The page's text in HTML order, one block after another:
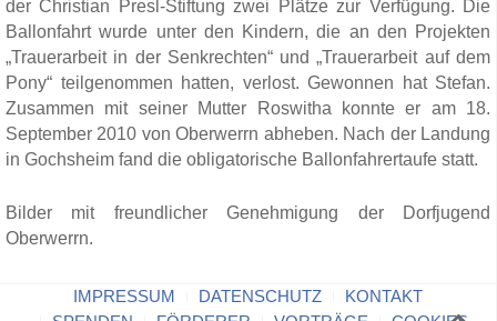
der Christian Presl-Stiftung zwei Plätze zur Verfügung. Die
Ballonfahrt wurde unter den Kindern, die an den Projekten
„Trauerarbeit in der Senkrechten“ und „Trauerarbeit auf dem
Pony“ teilgenommen hatten, verlost. Gewonnen hat Stefan.
Zusammen mit seiner Mutter Roswitha konnte er am 18.
September 2010 von Oberwerrn abheben. Nach der Landung
in Gochsheim fand die obligatorische Ballonfahrertaufe statt.
Bilder mit freundlicher Genehmigung der Dorfjugend
Oberwerrn.
IMPRESSUM DATENSCHUTZ
KONTAKT